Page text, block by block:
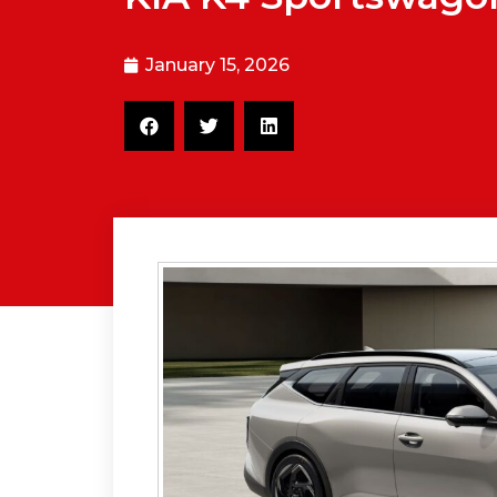
January 15, 2026